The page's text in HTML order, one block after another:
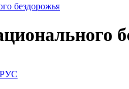
бездорожья